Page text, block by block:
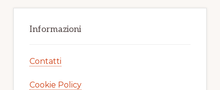
Informazioni
Contatti
Cookie Policy